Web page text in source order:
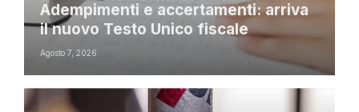
Adempimenti e accertamenti: arriva
il nuovo Testo Unico fiscale
Agosto 7, 2026